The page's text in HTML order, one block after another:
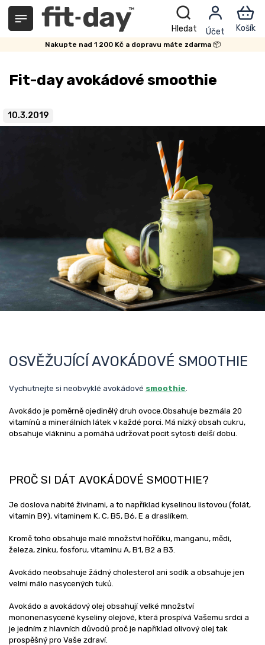
Přejít
obsah
Nakupte nad 1 200 Kč a dopravu máte zdarma 📦
Fit-day avokádové smoothie
10.3.2019
OSVĚŽUJÍCÍ AVOKÁDOVÉ SMOOTHIE
Vychutnejte si neobvyklé avokádové smoothie.
Avokádo je poměrně ojedinělý druh ovoce.Obsahuje bezmála 20
vitamínů a minerálních látek v každé porci. Má nízký obsah cukru,
obsahuje vlákninu a pomáhá udržovat pocit sytosti delší dobu.
PROČ SI DÁT AVOKÁDOVÉ SMOOTHIE?
Je doslova nabité živinami, a to například kyselinou listovou (folát,
vitamin B9), vitaminem K, C, B5, B6, E a draslíkem.
Kromě toho obsahuje malé množství hořčíku, manganu, mědi,
železa, zinku, fosforu, vitaminu A, B1, B2 a B3.
Avokádo neobsahuje žádný cholesterol ani sodík a obsahuje jen
velmi málo nasycených tuků.
Avokádo a avokádový olej obsahují velké množství
mononenasycené kyseliny olejové, která prospívá Vašemu srdci a
je jedním z hlavních důvodů proč je například olivový olej tak
prospěšný pro Vaše zdraví.